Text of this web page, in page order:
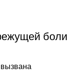
боли